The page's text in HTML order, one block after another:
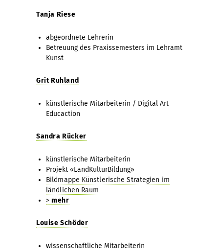
Tanja Riese
abgeordnete Lehrerin
Betreuung des Praxissemesters im Lehramt
Kunst
Grit Ruhland
künstlerische Mitarbeiterin / Digital Art
Educaction
Sandra Rücker
künstlerische Mitarbeiterin
Projekt «LandKulturBildung»
Bildmappe Künstlerische Strategien im
ländlichen Raum
>mehr
Louise Schöder
wissenschaftliche Mitarbeiterin